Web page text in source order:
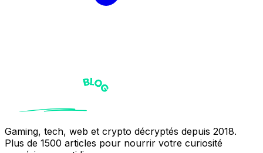
Gaming, tech, web et crypto décryptés depuis 2018.
Plus de 1500 articles pour nourrir votre curiosité